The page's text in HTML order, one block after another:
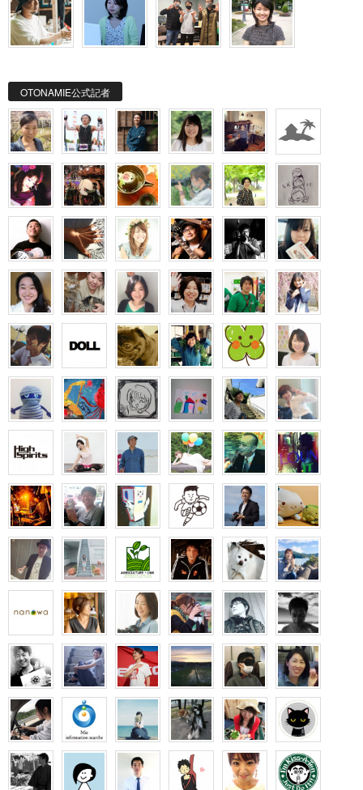
OTONAMIE公式記者